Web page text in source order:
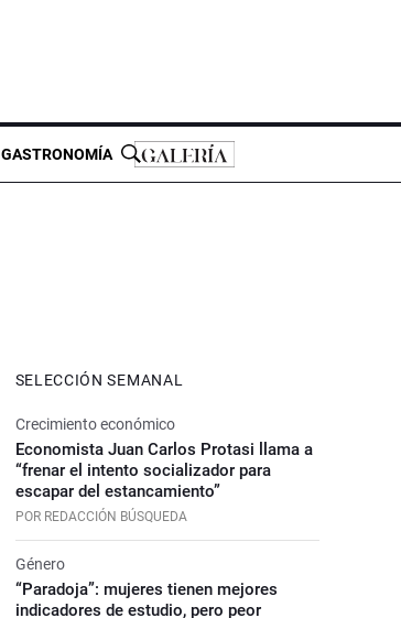
GASTRONOMÍA
SELECCIÓN SEMANAL
Crecimiento económico
Economista Juan Carlos Protasi llama a
“frenar el intento socializador para
escapar del estancamiento”
POR REDACCIÓN BÚSQUEDA
Género
“Paradoja”: mujeres tienen mejores
indicadores de estudio, pero peor